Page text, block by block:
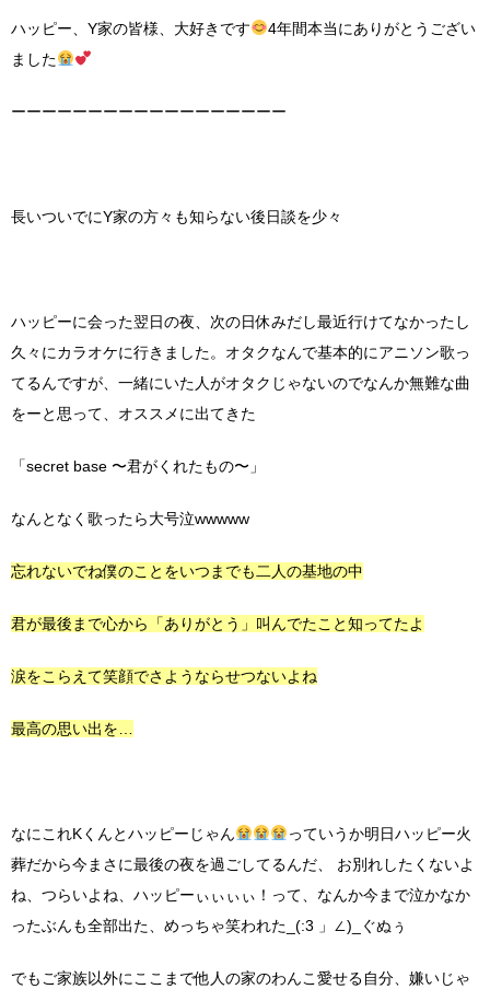
ハッピー、Y家の皆様、大好きです
4年間本当にありがとうござい
ました
ーーーーーーーーーーーーーーーーーー
長いついでにY家の方々も知らない後日談を少々
ハッピーに会った翌日の夜、次の日休みだし最近行けてなかったし
久々にカラオケに行きました。オタクなんで基本的にアニソン歌っ
てるんですが、一緒にいた人がオタクじゃないのでなんか無難な曲
をーと思って、オススメに出てきた
「secret base 〜君がくれたもの〜」
なんとなく歌ったら大号泣wwwww
忘れないでね僕のことをいつまでも二人の基地の中
君が最後まで心から「ありがとう」叫んでたこと知ってたよ
涙をこらえて笑顔でさようならせつないよね
最高の思い出を…
なにこれKくんとハッピーじゃん
っていうか明日ハッピー火
葬だから今まさに最後の夜を過ごしてるんだ、 お別れしたくないよ
ね、つらいよね、ハッピーぃぃぃぃ！って、なんか今まで泣かなか
ったぶんも全部出た、めっちゃ笑われた_(:3 」∠)_ぐぬぅ
でもご家族以外にここまで他人の家のわんこ愛せる自分、嫌いじゃ